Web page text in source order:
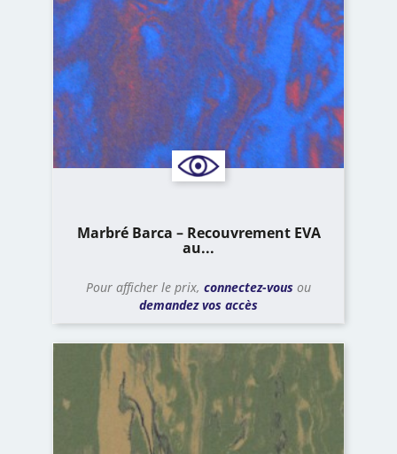
Marbré Barca – Recouvrement EVA
au...
Pour afficher le prix, connectez-vous ou
demandez vos accès